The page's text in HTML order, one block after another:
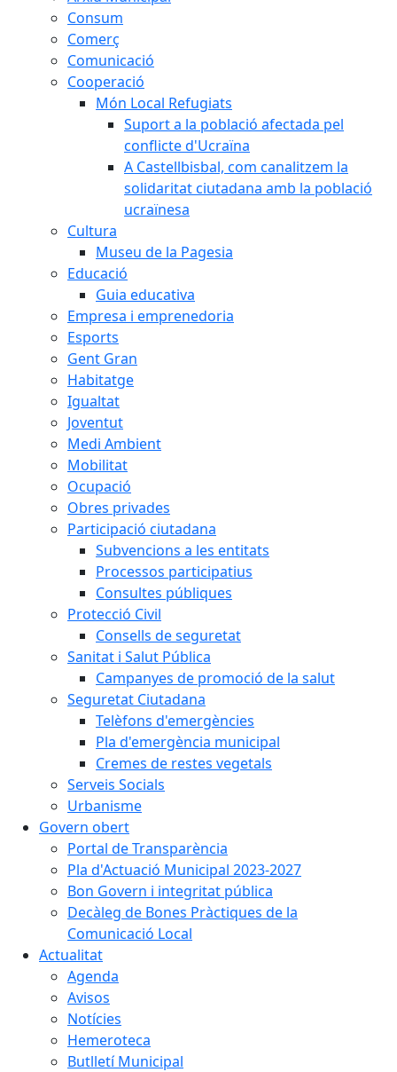
Consum
Comerç
Comunicació
Cooperació
Món Local Refugiats
Suport a la població afectada pel
conflicte d'Ucraïna
A Castellbisbal, com canalitzem la
solidaritat ciutadana amb la població
ucraïnesa
Cultura
Museu de la Pagesia
Educació
Guia educativa
Empresa i emprenedoria
Esports
Gent Gran
Habitatge
Igualtat
Joventut
Medi Ambient
Mobilitat
Ocupació
Obres privades
Participació ciutadana
Subvencions a les entitats
Processos participatius
Consultes públiques
Protecció Civil
Consells de seguretat
Sanitat i Salut Pública
Campanyes de promoció de la salut
Seguretat Ciutadana
Telèfons d'emergències
Pla d'emergència municipal
Cremes de restes vegetals
Serveis Socials
Urbanisme
Govern obert
Portal de Transparència
Pla d'Actuació Municipal 2023-2027
Bon Govern i integritat pública
Decàleg de Bones Pràctiques de la
Comunicació Local
Actualitat
Agenda
Avisos
Notícies
Hemeroteca
Butlletí Municipal